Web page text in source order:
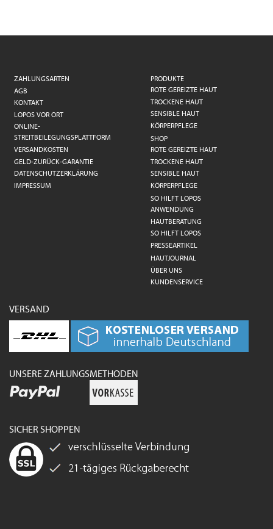
ZAHLUNGSARTEN
AGB
KONTAKT
LOPOS VOR ORT
ONLINE-
STREITBEILEGUNGSPLATTFORM
VERSANDKOSTEN
GELD-ZURÜCK-GARANTIE
DATENSCHUTZERKLÄRUNG
IMPRESSUM
PRODUKTE
ROTE GEREIZTE HAUT
TROCKENE HAUT
SENSIBLE HAUT
KÖRPERPFLEGE
SHOP
ROTE GEREIZTE HAUT
TROCKENE HAUT
SENSIBLE HAUT
KÖRPERPFLEGE
SO HILFT LOPOS
ANWENDUNG
HAUTBERATUNG
SO HILFT LOPOS
PRESSEARTIKEL
HAUTJOURNAL
ÜBER UNS
KUNDENSERVICE
VERSAND
UNSERE ZAHLUNGSMETHODEN
SICHER SHOPPEN